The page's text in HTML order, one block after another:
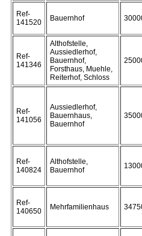
Ref-
141520
Bauernhof
Ref-
141346
Althofstelle,
Aussiedlerhof,
Bauernhof,
Forsthaus, Muehle,
Reiterhof, Schloss
Ref-
141056
Aussiedlerhof,
Bauernhaus,
Bauernhof
Ref-
140824
Althofstelle,
Bauernhof
Ref-
140650
Mehrfamilienhaus